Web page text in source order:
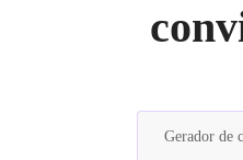
Gerador de